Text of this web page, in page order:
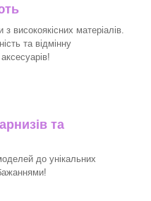
високоякісних матеріалів.
та відмінну
та
до унікальних